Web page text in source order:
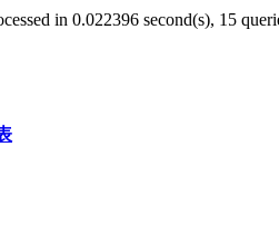
in 0.022396 second(s), 15